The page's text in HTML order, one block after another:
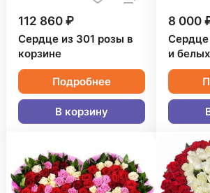
112 860 ₽
Сердце из 301 розы в
корзине
Подробнее
В корзину
8 000
Сердце
и